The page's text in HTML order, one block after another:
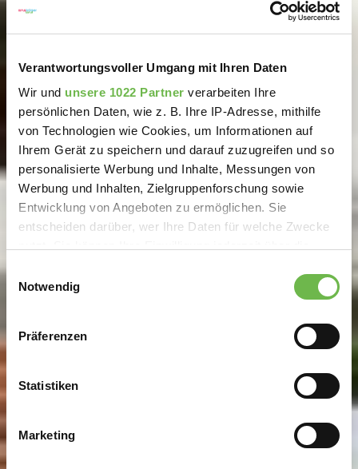
Verantwortungsvoller Umgang mit Ihren Daten
Wir und unsere 1022 Partner verarbeiten Ihre
persönlichen Daten, wie z. B. Ihre IP-Adresse, mithilfe
von Technologien wie Cookies, um Informationen auf
Ihrem Gerät zu speichern und darauf zuzugreifen und so
personalisierte Werbung und Inhalte, Messungen von
Werbung und Inhalten, Zielgruppenforschung sowie
Entwicklung von Angeboten zu ermöglichen. Sie
entscheiden darüber, wer Ihre Daten für welche Zwecke
Trigger Symbol ändern oder widerrufen
Informationen über Ihre geografische Lage
können
bestimmten Merkmalen (Fingerprinting) identifizieren
Erfahren Sie mehr darüber, wie Ihre persönlichen Daten
Einwilligungsauswahl
Notwendig
Präferenzen
Statistiken
Marketing